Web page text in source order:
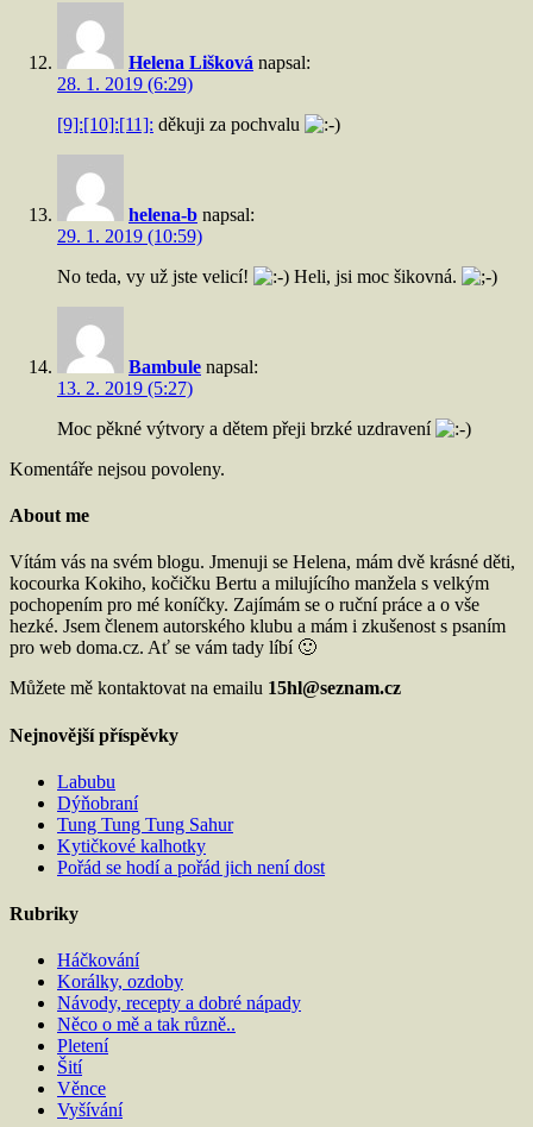
Helena Lišková napsal:
28. 1. 2019 (6:29)
[9]:[10]:[11]: děkuji za pochvalu
helena-b napsal:
29. 1. 2019 (10:59)
No teda, vy už jste velicí!
Heli, jsi moc šikovná.
Bambule napsal:
13. 2. 2019 (5:27)
Moc pěkné výtvory a dětem přeji brzké uzdravení
Komentáře nejsou povoleny.
About me
Vítám vás na svém blogu. Jmenuji se Helena, mám dvě krásné děti,
kocourka Kokiho, kočičku Bertu a milujícího manžela s velkým
pochopením pro mé koníčky. Zajímám se o ruční práce a o vše
hezké. Jsem členem autorského klubu a mám i zkušenost s psaním
pro web doma.cz. Ať se vám tady líbí 🙂
Můžete mě kontaktovat na emailu 15hl@seznam.cz
Nejnovější příspěvky
Labubu
Dýňobraní
Tung Tung Tung Sahur
Kytičkové kalhotky
Pořád se hodí a pořád jich není dost
Rubriky
Háčkování
Korálky, ozdoby
Návody, recepty a dobré nápady
Něco o mě a tak různě..
Pletení
Šití
Věnce
Vyšívání